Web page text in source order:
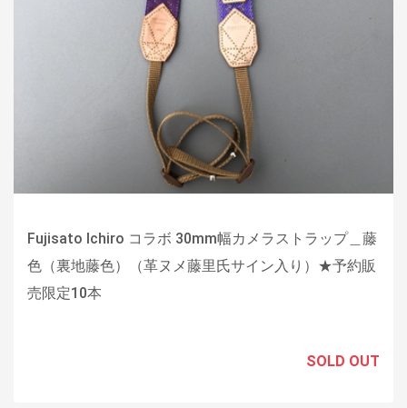
Fujisato Ichiro コラボ 30mm幅カメラストラップ＿藤
色（裏地藤色）（革ヌメ藤里氏サイン入り）★予約販
売限定10本
SOLD OUT